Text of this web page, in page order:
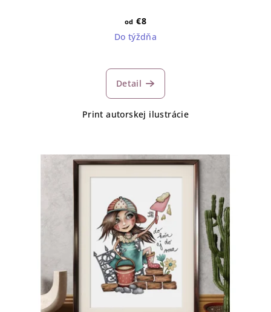
od €8
Do týždňa
Detail
Print autorskej ilustrácie